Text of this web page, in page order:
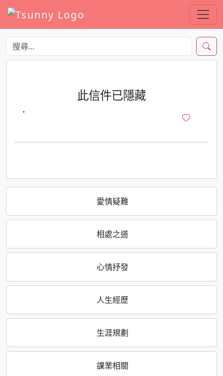
愛情疑難
相處之道
心情抒發
人生經歷
生涯規劃
課業相關
此信件已隱藏
·